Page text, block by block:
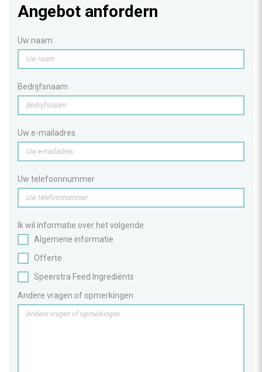
Angebot anfordern
Uw naam
Bedrijfsnaam
Uw e-mailadres
Uw telefoonnummer
Ik wil informatie over het volgende
Algemene informatie
Offerte
Speerstra Feed Ingrediënts
Andere vragen of opmerkingen